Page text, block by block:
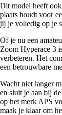
Dit model heeft
plaats houdt voor
jij je volledig op je
Of je nu een
Zoom Hyperace 3
verbeteren. Het
een betrouwbare
Wacht niet langer
en sluit je aan bij
op het merk APS
maak je klaar om